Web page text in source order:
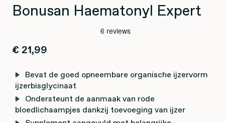
Bonusan Haematonyl Expert
€ 21,99
Bevat de goed opneembare organische ijzervorm
ijzerbisglycinaat
Ondersteunt de aanmaak van rode
bloedlichaampjes dankzij toevoeging van ijzer